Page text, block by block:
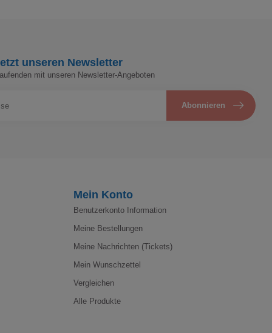
unseren Newsletter
mit unseren Newsletter-Angeboten
Abonnieren
Mein Konto
Benutzerkonto Information
Meine Bestellungen
Meine Nachrichten (Tickets)
Mein Wunschzettel
Vergleichen
Alle Produkte